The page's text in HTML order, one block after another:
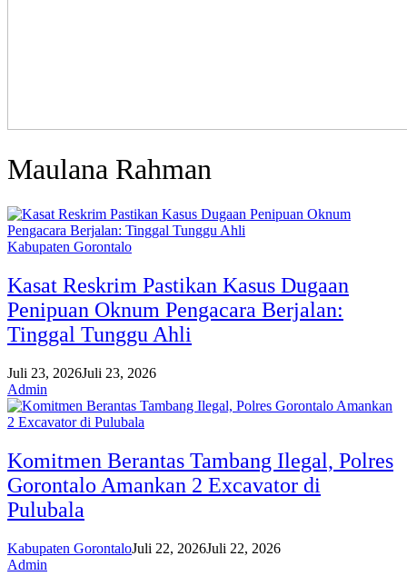
Maulana Rahman
Kabupaten Gorontalo
Kasat Reskrim Pastikan Kasus Dugaan
Penipuan Oknum Pengacara Berjalan:
Tinggal Tunggu Ahli
Juli 23, 2026Juli 23, 2026
Admin
Komitmen Berantas Tambang Ilegal, Polres
Gorontalo Amankan 2 Excavator di
Pulubala
Kabupaten GorontaloJuli 22, 2026Juli 22, 2026
Admin